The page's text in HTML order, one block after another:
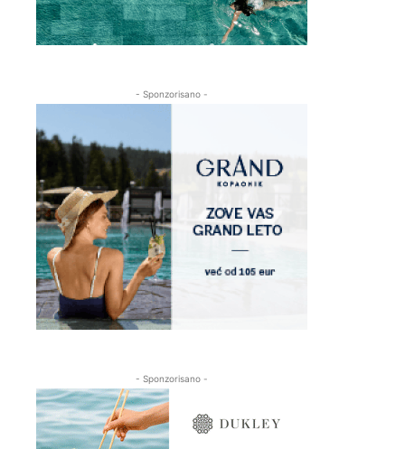
- Sponzorisano -
- Sponzorisano -